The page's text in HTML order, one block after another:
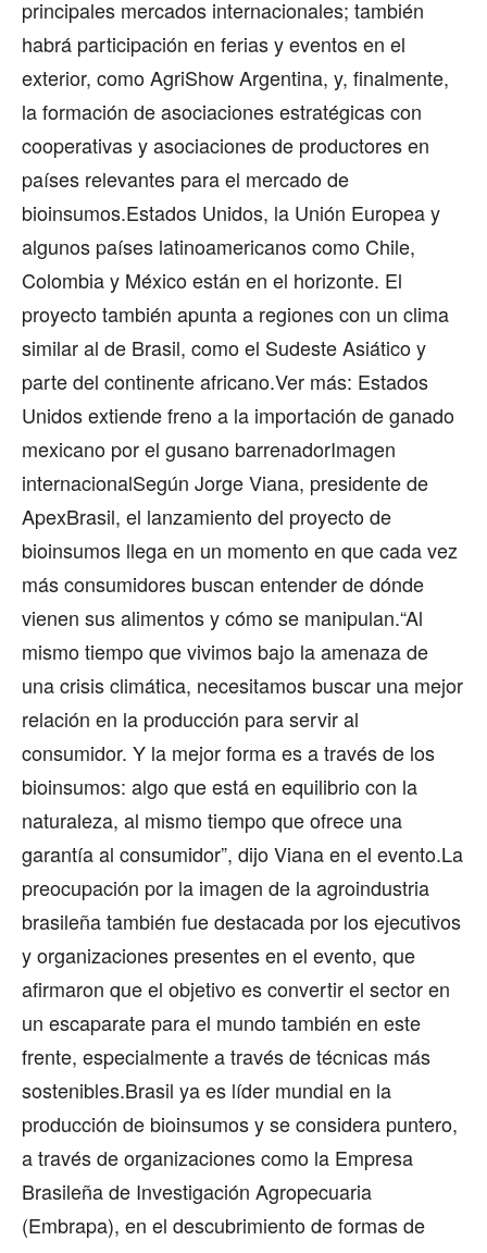
principales mercados internacionales; también
habrá participación en ferias y eventos en el
exterior, como AgriShow Argentina, y, finalmente,
la formación de asociaciones estratégicas con
cooperativas y asociaciones de productores en
países relevantes para el mercado de
bioinsumos.Estados Unidos, la Unión Europea y
algunos países latinoamericanos como Chile,
Colombia y México están en el horizonte. El
proyecto también apunta a regiones con un clima
similar al de Brasil, como el Sudeste Asiático y
parte del continente africano.Ver más: Estados
Unidos extiende freno a la importación de ganado
mexicano por el gusano barrenadorImagen
internacionalSegún Jorge Viana, presidente de
ApexBrasil, el lanzamiento del proyecto de
bioinsumos llega en un momento en que cada vez
más consumidores buscan entender de dónde
vienen sus alimentos y cómo se manipulan.“Al
mismo tiempo que vivimos bajo la amenaza de
una crisis climática, necesitamos buscar una mejor
relación en la producción para servir al
consumidor. Y la mejor forma es a través de los
bioinsumos: algo que está en equilibrio con la
naturaleza, al mismo tiempo que ofrece una
garantía al consumidor”, dijo Viana en el evento.La
preocupación por la imagen de la agroindustria
brasileña también fue destacada por los ejecutivos
y organizaciones presentes en el evento, que
afirmaron que el objetivo es convertir el sector en
un escaparate para el mundo también en este
frente, especialmente a través de técnicas más
sostenibles.Brasil ya es líder mundial en la
producción de bioinsumos y se considera puntero,
a través de organizaciones como la Empresa
Brasileña de Investigación Agropecuaria
(Embrapa), en el descubrimiento de formas de